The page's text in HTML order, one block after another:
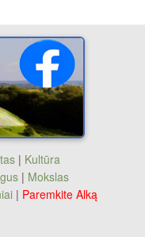
| Kultūra
| Mokslas
| Paremkite Alką